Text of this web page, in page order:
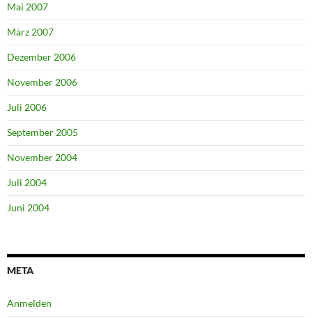
Mai 2007
März 2007
Dezember 2006
November 2006
Juli 2006
September 2005
November 2004
Juli 2004
Juni 2004
META
Anmelden